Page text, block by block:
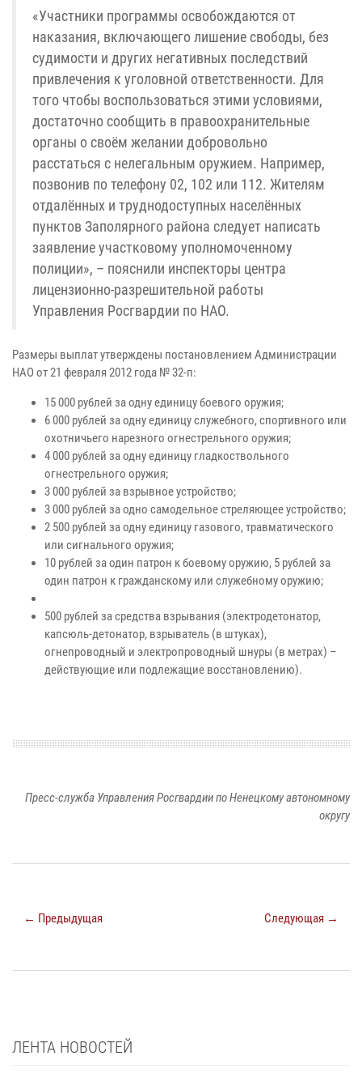
«Участники программы освобождаются от
наказания, включающего лишение свободы, без
судимости и других негативных последствий
привлечения к уголовной ответственности. Для
того чтобы воспользоваться этими условиями,
достаточно сообщить в правоохранительные
органы о своём желании добровольно
расстаться с нелегальным оружием. Например,
позвонив по телефону 02, 102 или 112. Жителям
отдалённых и труднодоступных населённых
пунктов Заполярного района следует написать
заявление участковому уполномоченному
полиции», – пояснили инспекторы центра
лицензионно-разрешительной работы
Управления Росгвардии по НАО.
Размеры выплат утверждены постановлением Администрации
НАО от 21 февраля 2012 года № 32-п:
15 000 рублей за одну единицу боевого оружия;
6 000 рублей за одну единицу служебного, спортивного или
охотничьего нарезного огнестрельного оружия;
4 000 рублей за одну единицу гладкоствольного
огнестрельного оружия;
3 000 рублей за взрывное устройство;
3 000 рублей за одно самодельное стреляющее устройство;
2 500 рублей за одну единицу газового, травматического
или сигнального оружия;
10 рублей за один патрон к боевому оружию, 5 рублей за
один патрон к гражданскому или служебному оружию;
500 рублей за средства взрывания (электродетонатор,
капсюль-детонатор, взрыватель (в штуках),
огнепроводный и электропроводный шнуры (в метрах) –
действующие или подлежащие восстановлению).
Пресс-служба Управления Росгвардии по Ненецкому автономному
округу
← Предыдущая Следующая →
ЛЕНТА НОВОСТЕЙ